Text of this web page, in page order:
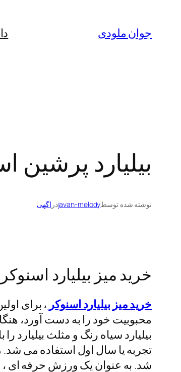
جوان ملودی
بیلیارد پرشین
نوشته شده توسطjavan-melodyدر اگهی
خرید میز بیلیارد اسنوکر
خرید میز بیلیارد اسنوکر
محبوبیت خود را به دست آورد،
بیلیارد سیاه رنگ و مثلث